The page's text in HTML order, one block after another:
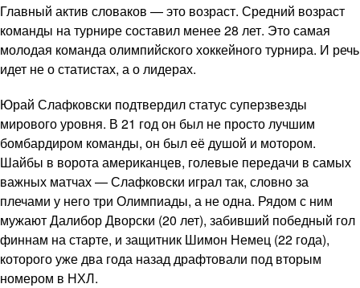
Главный актив словаков — это возраст. Средний возраст
команды на турнире составил менее 28 лет. Это самая
молодая команда олимпийского хоккейного турнира. И речь
идет не о статистах, а о лидерах.
Юрай Слафковски подтвердил статус суперзвезды
мирового уровня. В 21 год он был не просто лучшим
бомбардиром команды, он был её душой и мотором.
Шайбы в ворота американцев, голевые передачи в самых
важных матчах — Слафковски играл так, словно за
плечами у него три Олимпиады, а не одна. Рядом с ним
мужают Далибор Дворски (20 лет), забивший победный гол
финнам на старте, и защитник Шимон Немец (22 года),
которого уже два года назад драфтовали под вторым
номером в НХЛ.